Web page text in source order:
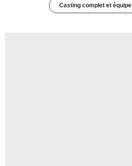
Casting complet et